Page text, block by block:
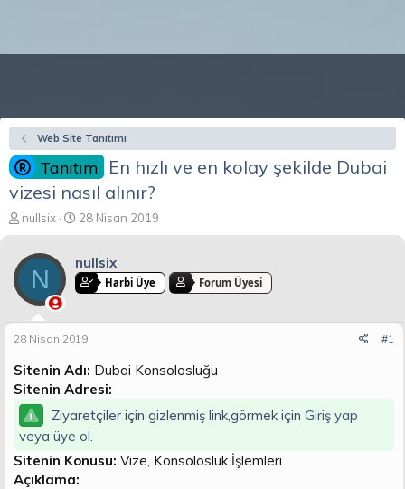
Web Site Tanıtımı
Tanıtım
En hızlı ve en kolay şekilde Dubai
vizesi nasıl alınır?
K
o
b
y
a
ş
a
a
n
nullsix
B
a
l
a
n
ç
t
a
r
i
28 Nisan 2019
N
nullsix
Harbi Üye Forum Üyesi
28 Nisan 2019 #1
Sitenin Adı: Dubai Konsolosluğu
Sitenin Adresi:
Ziyaretçiler için gizlenmiş link,görmek için Giriş yap
veya üye ol.
Sitenin Konusu: Vize, Konsolosluk İşlemleri
Açıklama: